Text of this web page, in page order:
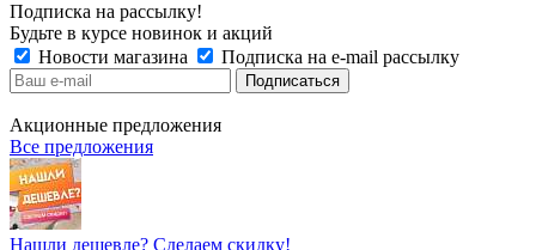
Подписка на рассылку!
Будьте в курсе новинок и акций
Новости магазина
Подписка на e-mail рассылку
Акционные предложения
Все предложения
Нашли дешевле? Сделаем скидку!